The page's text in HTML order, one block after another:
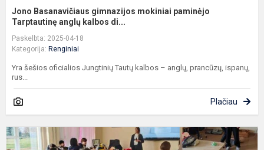
Jono Basanavičiaus gimnazijos mokiniai paminėjo
Tarptautinę anglų kalbos di...
Paskelbta: 2025-04-18
Kategorija: Renginiai
Yra šešios oficialios Jungtinių Tautų kalbos – anglų, prancūzų, ispanų,
rus...
Plačiau